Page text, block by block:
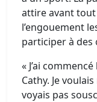
attire avant tout
l’engouement
participer à des
« J’ai
Cathy. Je
voyais pas